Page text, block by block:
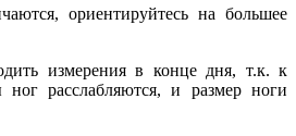
ориентируйтесь на большее
измерения в конце дня, т.к. к
расслабляются, и размер ноги